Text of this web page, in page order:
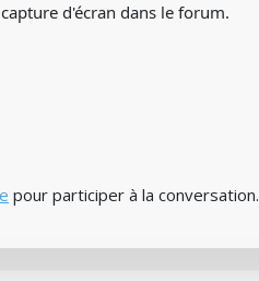
d'écran dans le forum.
pour participer à la conversation.